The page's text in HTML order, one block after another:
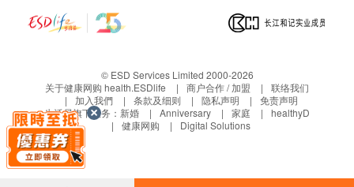
咨询有认可资格的医生，作出诊断及治疗。
有关此服务/产品的错漏或延误，或因使用此服务/
产品而引致的损失、损害、受伤或法律诉讼，健康
网购health.ESDlife概不负责。一切有关的索偿或
查询，须向提供服务之体检中心或商户提出。
© ESD Services Limited 2000-2026
关于健康网购 health.ESDlife
商户合作 / 加盟
联络我们
加入我們
条款及细则 隐私声明
免责声明
生活易旗下业务： 新婚 Anniversary 家庭
healthyD
健康网购
Digital Solutions